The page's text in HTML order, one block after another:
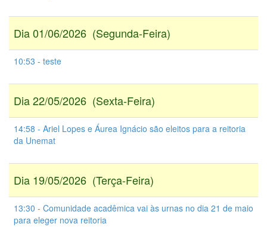
Dia 01/06/2026 (Segunda-Feira)
10:53 - teste
Dia 22/05/2026 (Sexta-Feira)
14:58 - Ariel Lopes e Áurea Ignácio são eleitos para a reitoria
da Unemat
Dia 19/05/2026 (Terça-Feira)
13:30 - Comunidade acadêmica vai às urnas no dia 21 de maio
para eleger nova reitoria